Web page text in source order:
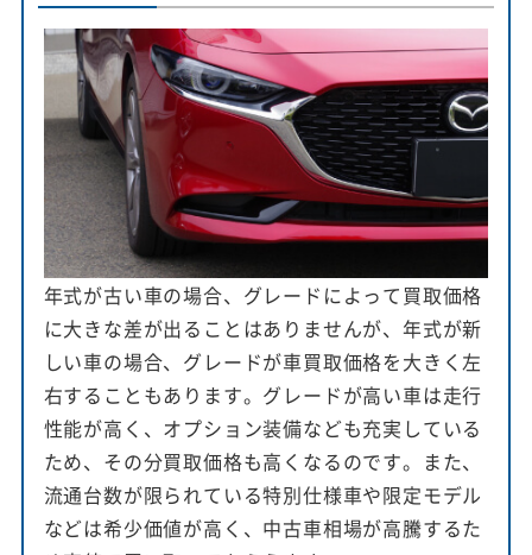
年式が古い車の場合、グレードによって買取価格
に大きな差が出ることはありませんが、年式が新
しい車の場合、グレードが車買取価格を大きく左
右することもあります。グレードが高い車は走行
性能が高く、オプション装備なども充実している
ため、その分買取価格も高くなるのです。また、
流通台数が限られている特別仕様車や限定モデル
などは希少価値が高く、中古車相場が高騰するた